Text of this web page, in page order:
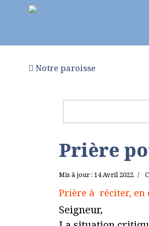
Notre paroisse
Prière
Mis à jour : 14 Avril 2022
Prière à réciter, en
Seigneur,